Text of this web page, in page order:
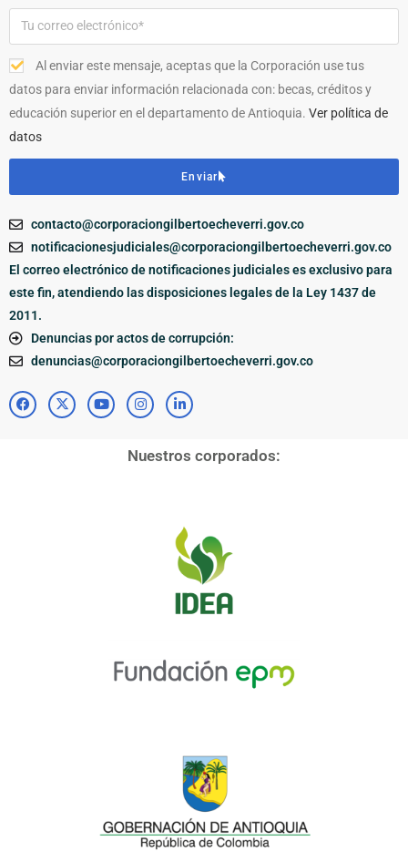
Al enviar este mensaje, aceptas que la Corporación use tus
datos para enviar información relacionada con: becas, créditos y
educación superior en el departamento de Antioquia. Ver política de
datos
Enviar
contacto@corporaciongilbertoecheverri.gov.co
notificacionesjudiciales@corporaciongilbertoecheverri.gov.co
El correo electrónico de notificaciones judiciales es exclusivo para
este fin, atendiendo las disposiciones legales de la Ley 1437 de
2011.
Denuncias por actos de corrupción:
denuncias@corporaciongilbertoecheverri.gov.co
Nuestros corporados: